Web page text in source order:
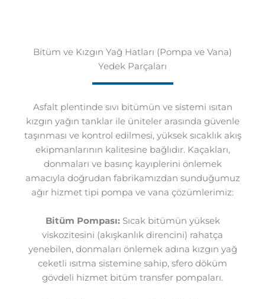
Bitüm ve Kızgın Yağ Hatları (Pompa ve Vana)
Yedek Parçaları
Asfalt plentinde sıvı bitümün ve sistemi ısıtan
kızgın yağın tanklar ile üniteler arasında güvenle
taşınması ve kontrol edilmesi, yüksek sıcaklık akış
ekipmanlarının kalitesine bağlıdır. Kaçakları,
donmaları ve basınç kayıplerini önlemek
amacıyla doğrudan fabrikamızdan sunduğumuz
ağır hizmet tipi pompa ve vana çözümlerimiz:
Bitüm Pompası:Sıcak bitümün yüksek
viskozitesini (akışkanlık direncini) rahatça
yenebilen, donmaları önlemek adına kızgın yağ
ceketli ısıtma sistemine sahip, sfero döküm
gövdeli hizmet bitüm transfer pompaları.